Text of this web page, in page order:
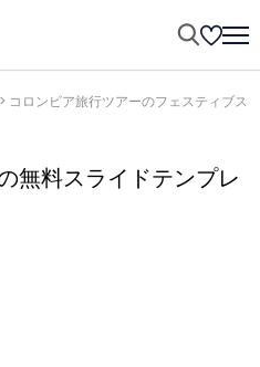
> コロンビア旅行ツアーのフェスティブス
無料スライドテンプレ